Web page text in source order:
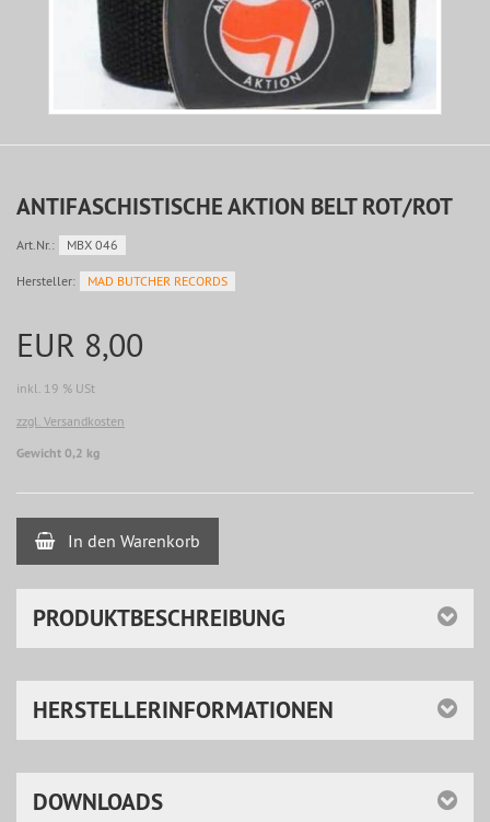
ANTIFASCHISTISCHE AKTION BELT ROT/ROT
Art.Nr.: MBX 046
Hersteller: MAD BUTCHER RECORDS
EUR 8,00
inkl. 19 % USt
zzgl. Versandkosten
Gewicht 0,2 kg
In den Warenkorb
PRODUKTBESCHREIBUNG
HERSTELLERINFORMATIONEN
DOWNLOADS